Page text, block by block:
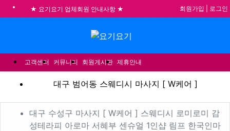
★ 요기요기 업체회원 안내사항 ★
합법적이고 건전한 업체와 광고를 제휴합니다.
★요기요기 설 연휴 휴무 안내★
회원가입 로그인
고객센터 커뮤니티 회원게시판 제휴안내
대구 범어동 스웨디시 마사
대구 범어동 스웨디시 마사지 [ W케어 ]
업체 정보
대구 수성구 마사지 [ W케
대구 수성구 마사지 [ W케어 ] 스웨디시 로미로미 감
성테라피 아로마 서혜부 센슈얼 1인샵 림프 한국인마